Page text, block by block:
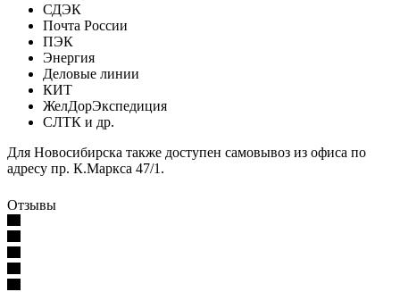
СДЭК
Почта России
ПЭК
Энергия
Деловые линии
КИТ
ЖелДорЭкспедиция
СЛТК и др.
Для Новосибирска также доступен самовывоз из офиса по
адресу пр. К.Маркса 47/1.
Отзывы